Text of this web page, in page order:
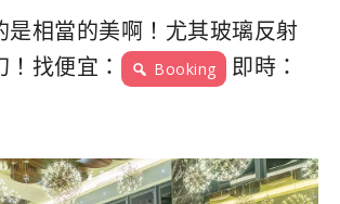
是相當的美啊！尤其玻璃反射
找便宜：
Booking 即時：